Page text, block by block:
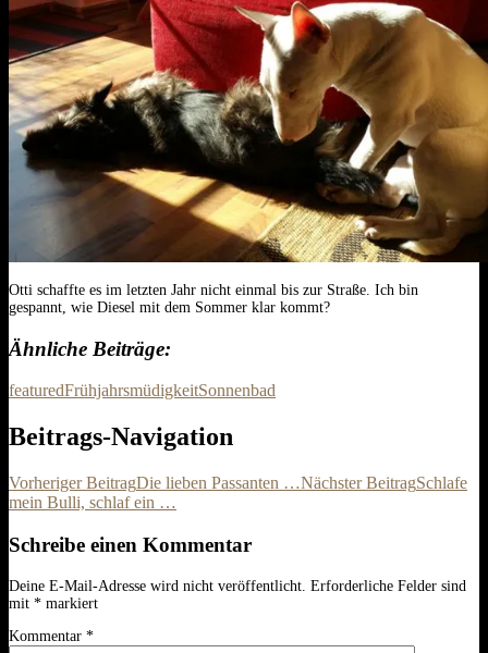
Otti schaffte es im letzten Jahr nicht einmal bis zur Straße. Ich bin
gespannt, wie Diesel mit dem Sommer klar kommt?
Ähnliche Beiträge
featuredFrühjahrsmüdigkeitSonnenbad
Beitrags-Navigation
Vorheriger BeitragDie lieben Passanten …Nächster BeitragSchlafe
mein Bulli, schlaf ein …
Schreibe einen Kommentar
Deine E-Mail-Adresse wird nicht veröffentlicht. Erforderliche Felder sind
mit * markiert
Kommentar *